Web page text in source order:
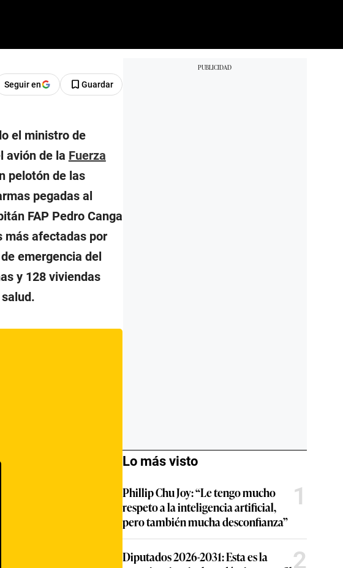
Seguir en Guardar
el ministro de
avión de la Fuerza
pelotón de las
pegadas al
FAP Pedro Canga
más afectadas por
emergencia del
y 128 viviendas
Lo más visto
Phillip Chu Joy: “Le tengo mucho
respeto a la inteligencia artificial,
pero también mucha desconfianza”
1
Diputados 2026-2031: Esta es la
2